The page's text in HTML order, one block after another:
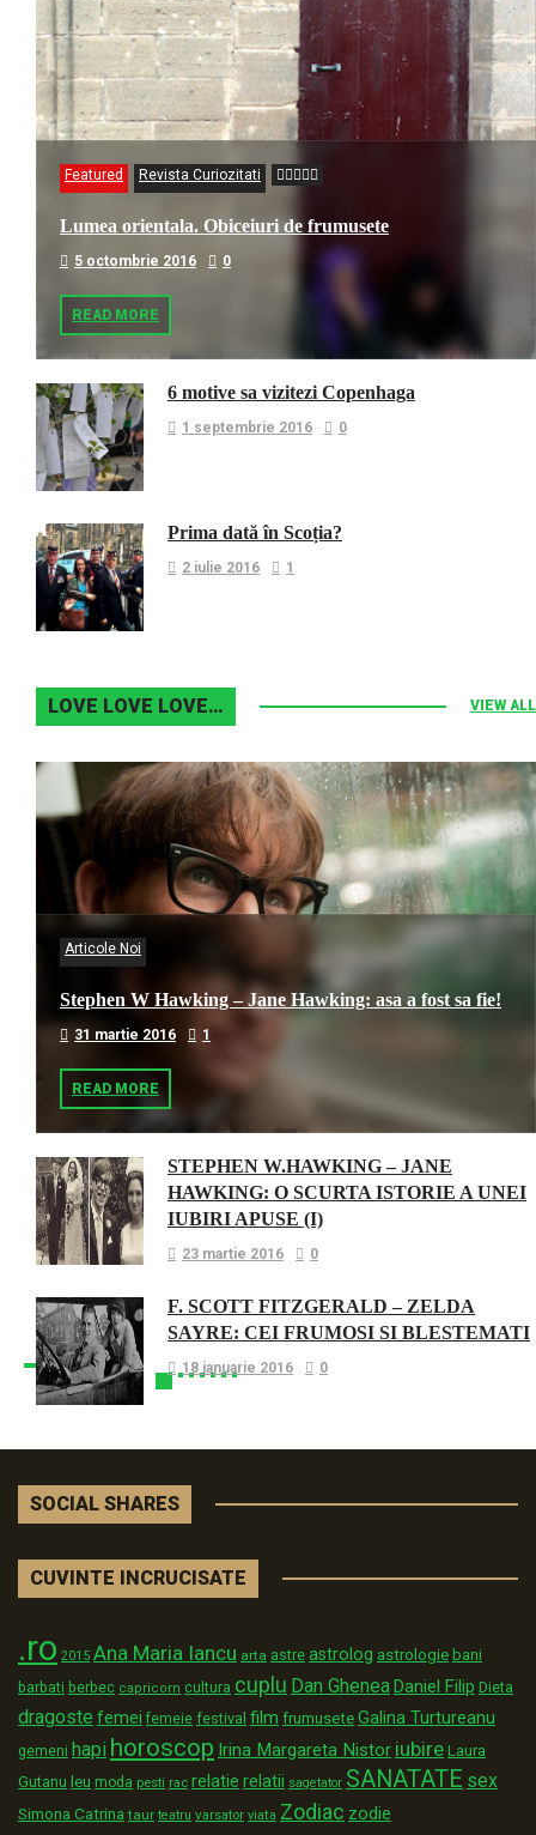
Featured Revista Curiozitati
Lumea orientala. Obiceiuri de frumusete
5 octombrie 2016 0
READ MORE
6 motive sa vizitezi Copenhaga
1 septembrie 2016 0
Prima dată în Scoția?
2 iulie 2016 1
LOVE LOVE LOVE… VIEW ALL
Articole Noi
Stephen W Hawking – Jane Hawking: asa a fost sa fie!
31 martie 2016 1
READ MORE
STEPHEN W.HAWKING – JANE
HAWKING: O SCURTA ISTORIE A UNEI
IUBIRI APUSE (I)
23 martie 2016 0
F. SCOTT FITZGERALD – ZELDA
SAYRE: CEI FRUMOSI SI BLESTEMATI
18 ianuarie 2016 0
SOCIAL SHARES
CUVINTE INCRUCISATE
.ro 2015 Ana Maria Iancu arta astre astrolog astrologie bani
barbati berbec capricorn cultura cuplu Dan GheneaDaniel Filip Dieta
dragoste femei femeie festival film frumusete Galina Turtureanu
gemeni hapi horoscop Irina Margareta Nistor iubire Laura
Gutanu leu moda pesti rac relatie relatii sagetator SANATATE sex
Simona Catrina taur teatru varsator viata Zodiac zodie